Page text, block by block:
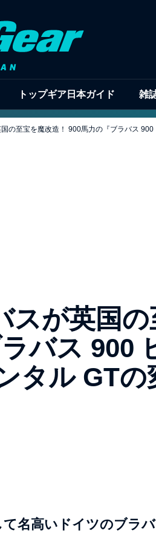
トップギア日本ガイド 雑
国の至宝を魔改造！ 900馬力の『ブラバス
スが英国の
バス 900
タル GTの
名高いドイツのブラ